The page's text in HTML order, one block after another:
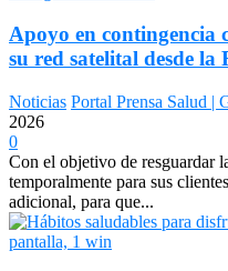
Apoyo en contingencia
su red satelital desde la
Noticias Portal Prensa Salud |
2026
0
Con el objetivo de resguardar
temporalmente para sus
adicional, para que...